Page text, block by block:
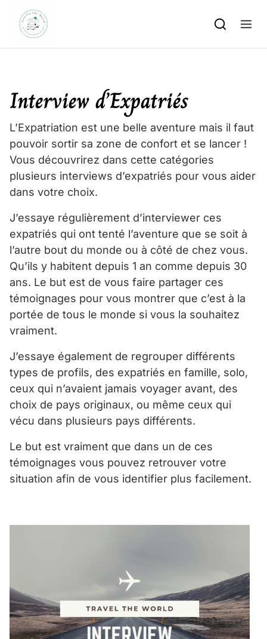
Skip to content
Interview d’Expatriés
L’Expatriation est une belle aventure mais il faut
pouvoir sortir sa zone de confort et se lancer !
Vous découvrirez dans cette catégories
plusieurs interviews d’expatriés pour vous aider
dans votre choix.
J’essaye régulièrement d’interviewer ces
expatriés qui ont tenté l’aventure que se soit à
l’autre bout du monde ou à côté de chez vous.
Qu’ils y habitent depuis 1 an comme depuis 30
ans. Le but est de vous faire partager ces
témoignages pour vous montrer que c’est à la
portée de tous le monde si vous la souhaitez
vraiment.
J’essaye également de regrouper différents
types de profils, des expatriés en famille, solo,
ceux qui n’avaient jamais voyager avant, des
choix de pays originaux, ou même ceux qui
vécu dans plusieurs pays différents.
Le but est vraiment que dans un de ces
témoignages vous pouvez retrouver votre
situation afin de vous identifier plus facilement.